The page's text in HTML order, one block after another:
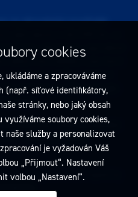
na zdravotnický prostředek
takovým odborníkem, neprodleně
sdělení není nabídkou (návrhem)
veřejnou nabídkou. Veškeré
charakteru a řídí sepravidly
sdělení.
podmínkyapravidla ochrany
nastavení cookies.
práva vyhrazena. Designed by
cookies
ukládáme a zpracováváme
(např. síťové identifikátory,
stránky, nebo jaký obsah
soubory cookies,
naše služby a personalizovat
je vyžadován Váš
„Přijmout“. Nastavení
volbou „Nastavení“.